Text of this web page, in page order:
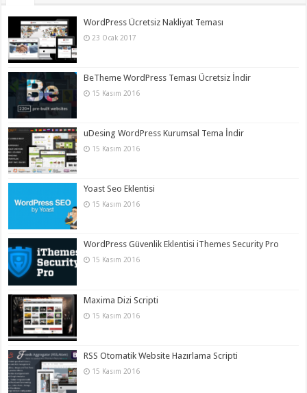
WordPress Ücretsiz Nakliyat Teması
23 Ocak 2017
BeTheme WordPress Teması Ücretsiz İndir
15 Kasım 2016
uDesing WordPress Kurumsal Tema İndir
15 Kasım 2016
Yoast Seo Eklentisi
15 Kasım 2016
WordPress Güvenlik Eklentisi iThemes Security Pro
15 Kasım 2016
Maxima Dizi Scripti
15 Kasım 2016
RSS Otomatik Website Hazırlama Scripti
15 Kasım 2016